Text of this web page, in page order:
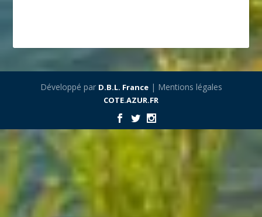
Développé par D.B.L. France| Mentions légales
COTE.AZUR.FR